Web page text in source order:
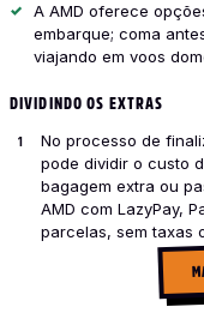
A AMD oferece
embarque; coma
viajando em voos
DIVIDINDO OS EXTRAS
No processo de
pode dividir o custo
bagagem extra ou
AMD com LazyPay,
parcelas, sem taxas